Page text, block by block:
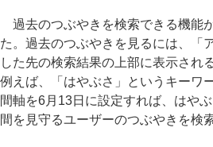
過去のつぶやきを検索できる機能
た。過去のつぶやきを見るには、「
した先の検索結果の上部に表示され
例えば、「はやぶさ」というキーワ
間軸を6月13日に設定すれば、はや
間を見守るユーザーのつぶやきを検